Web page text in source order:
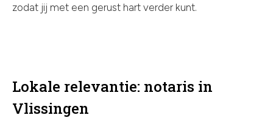
zodat jij met een gerust hart verder kunt.
Lokale relevantie: notaris in
Vlissingen